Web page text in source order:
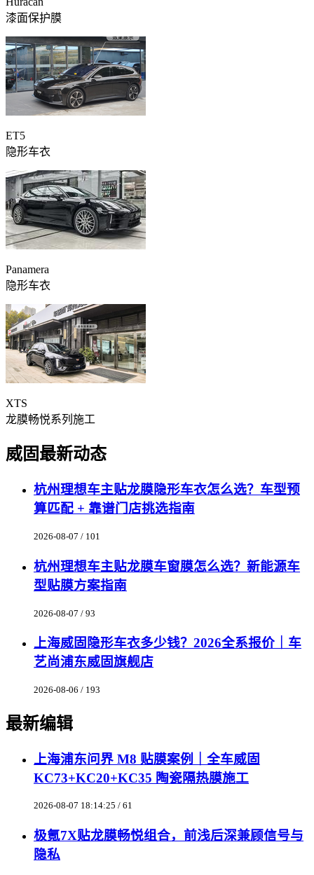
漆面保护膜
ET5
隐形车衣
Panamera
隐形车衣
XTS
龙膜畅悦系列施工
威固最新动态
杭州理想车主贴龙膜隐形车衣怎么选？车型预
算匹配 + 靠谱门店挑选指南
2026-08-07 / 101
杭州理想车主贴龙膜车窗膜怎么选？新能源车
型贴膜方案指南
2026-08-07 / 93
上海威固隐形车衣多少钱？2026全系报价｜车
艺尚浦东威固旗舰店
2026-08-06 / 193
最新编辑
上海浦东问界 M8 贴膜案例｜全车威固
KC73+KC20+KC35 陶瓷隔热膜施工
2026-08-07 18:14:25 / 61
极氪7X贴龙膜畅悦组合，前浅后深兼顾信号与
隐私